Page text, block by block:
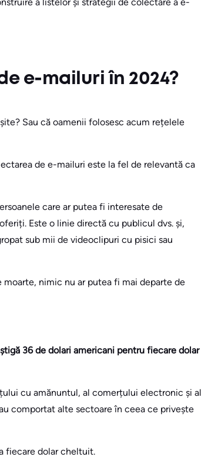
e-mailuri în 2024?
Sau că oamenii folosesc acum rețelele
de e-mailuri este la fel de relevantă ca
care ar putea fi interesate de
Este o linie directă cu publicul dvs. și,
sub mii de videoclipuri cu pisici sau
nimic nu ar putea fi mai departe de
36 de dolari americani pentru fiecare dolar
cu amănuntul, al comerțului electronic și al
comportat alte sectoare în ceea ce privește
fiecare dolar cheltuit.